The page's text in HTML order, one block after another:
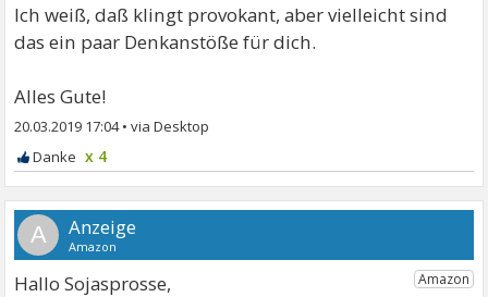
Ich weiß, daß klingt provokant, aber vielleicht sind
das ein paar Denkanstöße für dich.
Alles Gute!
20.03.2019 17:04•
x 4
A
Hallo Sojasprosse,